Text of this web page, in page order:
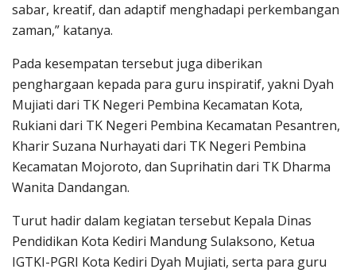
sabar, kreatif, dan adaptif menghadapi perkembangan
zaman,” katanya.
Pada kesempatan tersebut juga diberikan
penghargaan kepada para guru inspiratif, yakni Dyah
Mujiati dari TK Negeri Pembina Kecamatan Kota,
Rukiani dari TK Negeri Pembina Kecamatan Pesantren,
Kharir Suzana Nurhayati dari TK Negeri Pembina
Kecamatan Mojoroto, dan Suprihatin dari TK Dharma
Wanita Dandangan.
Turut hadir dalam kegiatan tersebut Kepala Dinas
Pendidikan Kota Kediri Mandung Sulaksono, Ketua
IGTKI-PGRI Kota Kediri Dyah Mujiati, serta para guru